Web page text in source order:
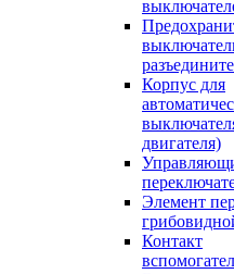
Корпус для
двигателя)
Элемент
Контакт